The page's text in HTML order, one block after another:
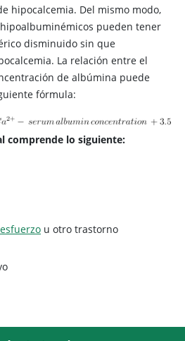
hipocalcemia. Del mismo modo,
pueden tener
disminuido sin que
La relación entre el
de albúmina puede
fórmula:
comprende lo siguiente:
u otro trastorno